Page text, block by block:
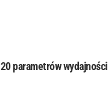
20 parametrów wydajności